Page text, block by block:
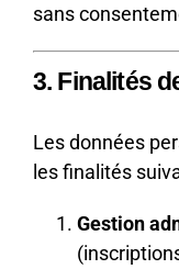
sans
3. Finalités
Les données
les finalités
Gestion